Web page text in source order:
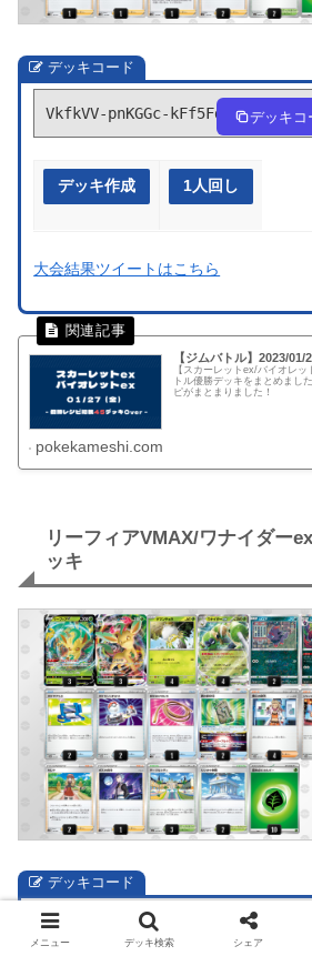
デッキコード
VkfkVV-pnKGGc-kFf5Fd デッキコ
デッキ作成 1人回し
大会結果ツイートはこちら
【ジムバトル】2023/
【スカーレットex/バイオレ
トル優勝デッキをまとめまし
ピがまとまりました！
pokekameshi.com
リーフィアVMAX/ワナイダー
ッキ
デッキコード
fv5kkF-ZX0vrA-kfkvkV デッキコ
メニュー デッキ検索 シェア